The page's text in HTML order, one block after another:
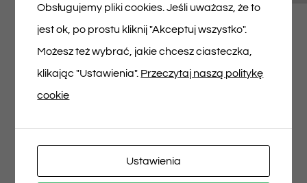
Musisz sięzalogować, aby dodać opinię.
Facebooku
Obsługujemy pliki cookies. Jeśli uważasz, że to
jest ok, po prostu kliknij "Akceptuj wszystko".
Możesz też wybrać, jakie chcesz ciasteczka,
klikając "Ustawienia". Przeczytaj naszą politykę
cookie
Ustawienia